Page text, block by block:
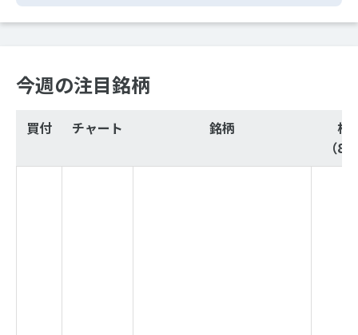
今週の注目銘柄
買付 チャート 銘柄
株
（8/